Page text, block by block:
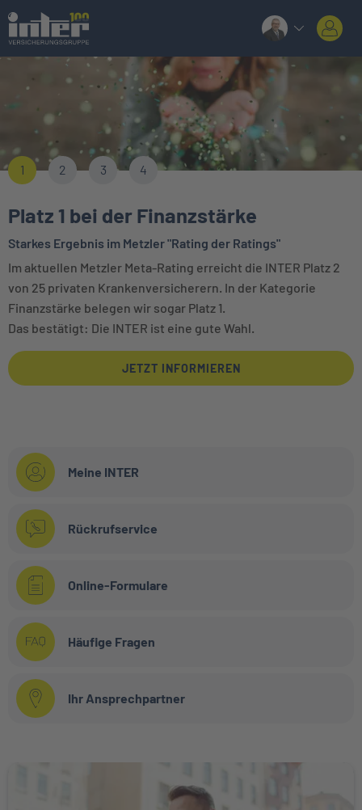
1 2 3 4
Platz 1 bei der Finanzstärke
Starkes Ergebnis im Metzler "Rating der Ratings"
Im aktuellen Metzler Meta-Rating erreicht die INTER Platz 2
von 25 privaten Krankenversicherern. In der Kategorie
Finanzstärke belegen wir sogar Platz 1.
Das bestätigt: Die INTER ist eine gute Wahl.
JETZT INFORMIEREN
Meine INTER
Rückrufservice
Online-Formulare
Häufige Fragen
Ihr Ansprechpartner